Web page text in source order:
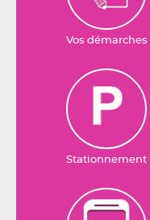
Vos démarches
Stationnement